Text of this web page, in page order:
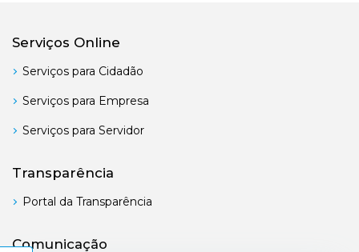
Serviços Online
Serviços para Cidadão
Serviços para Empresa
Serviços para Servidor
Transparência
Portal da Transparência
Comunicação